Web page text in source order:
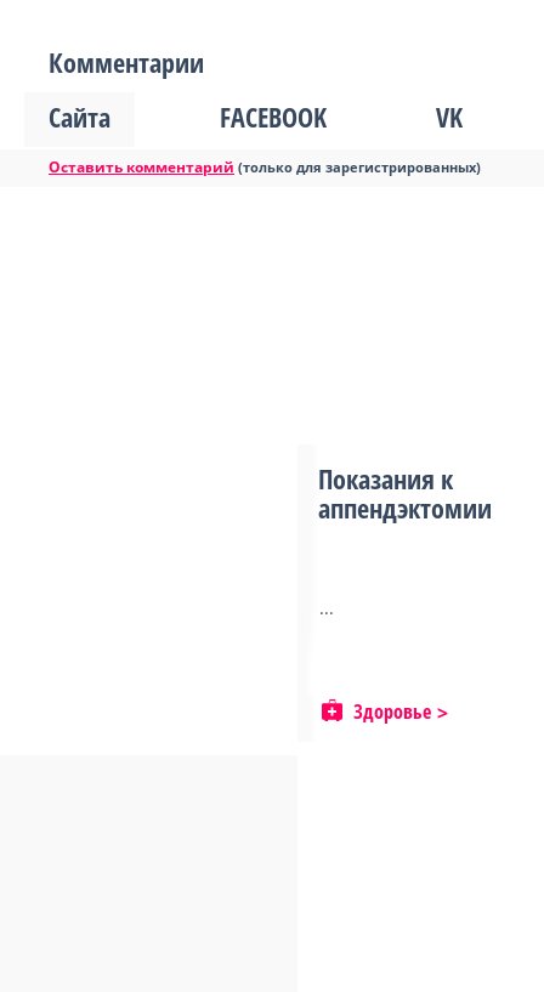
Комментарии
Сайта
FACEBOOK VK
Оставить комментарий (только для зарегистрированных)
Показания к
аппендэктомии
...
Здоровье